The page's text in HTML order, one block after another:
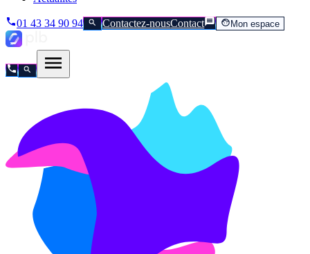
01 43 34 90 94 Contactez-nousContact Mon espace